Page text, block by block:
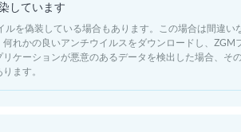
しています
ルを偽装している場合もあります。この場合は間違い
れかの良いアンチウイルスをダウンロードし、ZGM
ケーションが悪意のあるデータを検出した場合、そ
ます。